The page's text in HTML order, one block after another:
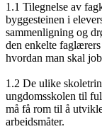
1.1 Tilegnelse av
byggesteinen i
sammenligning og
den enkelte
hvordan man skal
1.2 De ulike
ungdomsskolen til
må få rom til å
arbeidsmåter.